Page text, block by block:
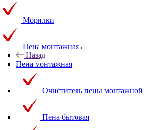
Морилки
Пена монтажная
Назад
Пена монтажная
Очиститель пены монтажной
Пена бытовая